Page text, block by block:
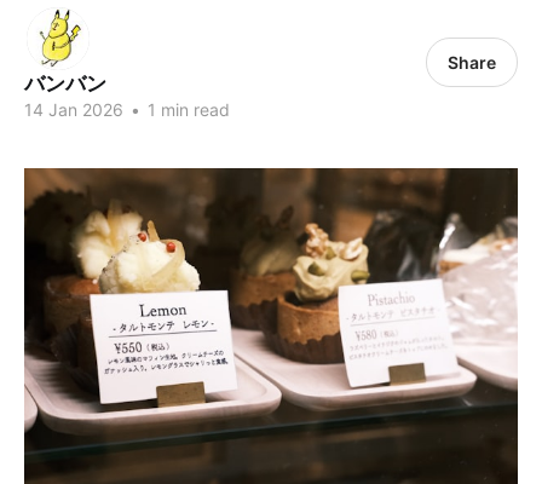
バンバン
14 Jan 2026 • 1 min read
Share